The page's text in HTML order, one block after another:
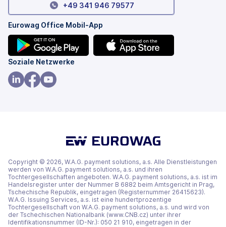
+49 341 946 79577
Eurowag Office Mobil-App
(wird
in
einem
Soziale Netzwerke
Copyright © 2026, W.A.G. payment solutions, a.s. Alle Dienstleistungen
werden von W.A.G. payment solutions, a.s. und ihren
Tochtergesellschaften angeboten. W.A.G. payment solutions, a.s. ist im
Handelsregister unter der Nummer B 6882 beim Amtsgericht in Prag,
Tschechische Republik, eingetragen (Registernummer 26415623).
W.A.G. Issuing Services, a.s. ist eine hundertprozentige
Tochtergesellschaft von W.A.G. payment solutions, a.s. und wird von
der Tschechischen Nationalbank (www.CNB.cz) unter ihrer
Identifikationsnummer (ID-Nr.): 050 21 910, eingetragen in der